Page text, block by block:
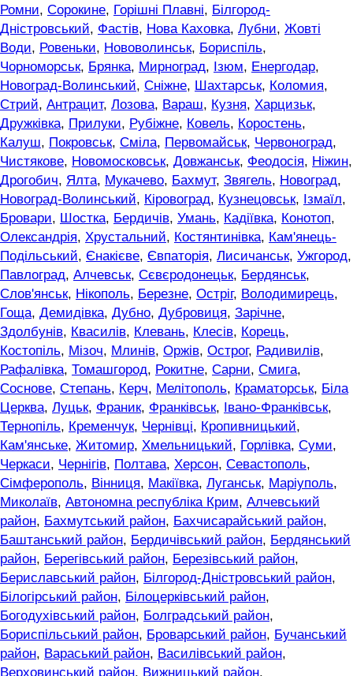
Ромни, Сорокине, Горішні Плавні, Білгород-
Дністровський, Фастів, Нова Каховка, Лубни, Жовті
Води, Ровеньки, Нововолинськ, Бориспіль,
Чорноморськ, Брянка, Мирноград, Ізюм, Енергодар,
Новоград-Волинський, Сніжне, Шахтарськ, Коломия,
Стрий, Антрацит, Лозова, Вараш, Кузня, Харцизьк,
Дружківка, Прилуки, Рубіжне, Ковель, Коростень,
Калуш, Покровськ, Сміла, Первомайськ, Червоноград,
Чистякове, Новомосковськ, Довжанськ, Феодосія, Ніжин,
Дрогобич, Ялта, Мукачево, Бахмут, Звягель, Новоград,
Новоград-Волинський, Кіровоград, Кузнецовськ, Ізмаїл,
Бровари, Шостка, Бердичів, Умань, Кадіївка, Конотоп,
Олександрія, Хрустальний, Костянтинівка, Кам'янець-
Подільський, Єнакієве, Євпаторія, Лисичанськ, Ужгород,
Павлоград, Алчевськ, Сєвєродонецьк, Бердянськ,
Слов'янськ, Нікополь, Березне, Остріг, Володимирець,
Гоща, Демидівка, Дубно, Дубровиця, Зарічне,
Здолбунів, Квасилів, Клевань, Клесів, Корець,
Костопіль, Мізоч, Млинів, Оржів, Острог, Радивилів,
Рафалівка, Томашгород, Рокитне, Сарни, Смига,
Соснове, Степань, Керч, Мелітополь, Краматорськ, Біла
Церква, Луцьк, Франик, Франківськ, Івано-Франківськ,
Тернопіль, Кременчук, Чернівці, Кропивницький,
Кам'янське, Житомир, Хмельницький, Горлівка, Суми,
Черкаси, Чернігів, Полтава, Херсон, Севастополь,
Сімферополь, Вінниця, Макіївка, Луганськ, Маріуполь,
Миколаїв, Автономна республіка Крим, Алчевський
район, Бахмутський район, Бахчисарайський район,
Баштанський район, Бердичівський район, Бердянський
район, Берегівський район, Березівський район,
Бериславський район, Білгород-Дністровський район,
Білогірський район, Білоцерківський район,
Богодухівський район, Болградський район,
Бориспільський район, Броварський район, Бучанський
район, Вараський район, Василівський район,
Верховинський район, Вижницький район,